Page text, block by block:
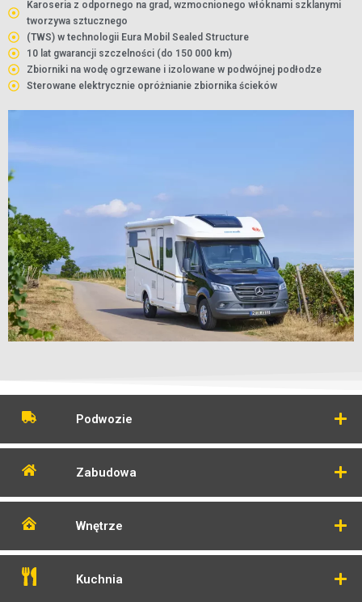
Karoseria z odpornego na grad, wzmocnionego włóknami szklanymi
tworzywa sztucznego
(TWS) w technologii Eura Mobil Sealed Structure
10 lat gwarancji szczelności (do 150 000 km)
Zbiorniki na wodę ogrzewane i izolowane w podwójnej podłodze
Sterowane elektrycznie opróżnianie zbiornika ścieków
Podwozie
Zabudowa
Wnętrze
Kuchnia